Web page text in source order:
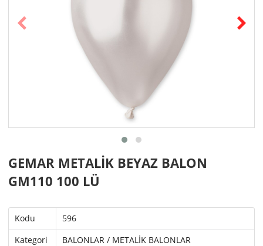
GEMAR METALİK BEYAZ BALON
GM110 100 LÜ
Kodu
596
Kategori
BALONLAR / METALİK BALONLAR